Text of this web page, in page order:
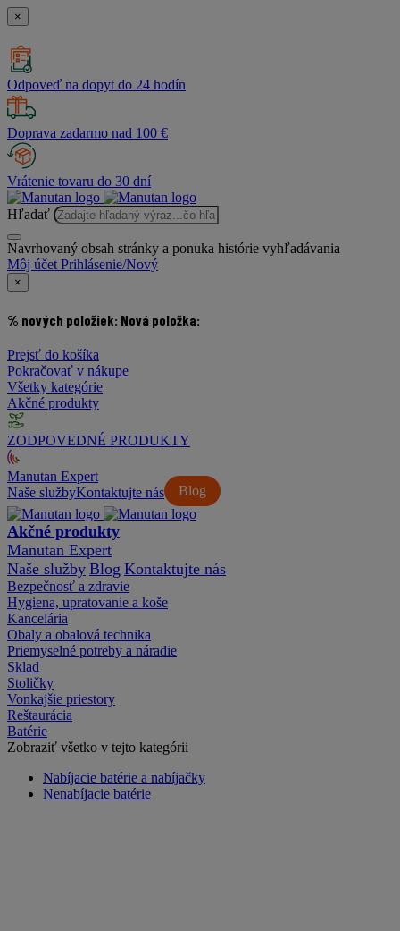
×
Odpoveď na dopyt do 24 hodín
Doprava zadarmo nad 100 €
Vrátenie tovaru do 30 dní
Hľadať
Navrhovaný obsah stránky a ponuka histórie vyhľadávania
Môj účet Prihlásenie/Nový
×
% nových položiek: Nová položka:
Prejsť do košíka
Pokračovať v nákupe
Všetky kategórie
Akčné produkty
ZODPOVEDNÉ PRODUKTY
Manutan Expert
Naše služby
Blog
Kontaktujte nás
Akčné produkty
Manutan Expert
Naše služby Blog Kontaktujte nás
Bezpečnosť a zdravie
Hygiena, upratovanie a koše
Kancelária
Obaly a obalová technika
Priemyselné potreby a náradie
Sklad
Stoličky
Vonkajšie priestory
Reštaurácia
Batérie
Zobraziť všetko v tejto kategórii
Nabíjacie batérie a nabíjačky
Nenabíjacie batérie